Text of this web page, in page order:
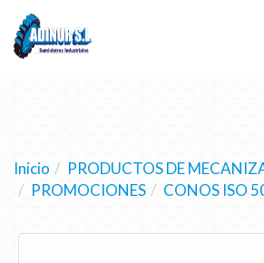
Inicio
PRODUCTOS DE
PROMOCIONES
CONOS ISO